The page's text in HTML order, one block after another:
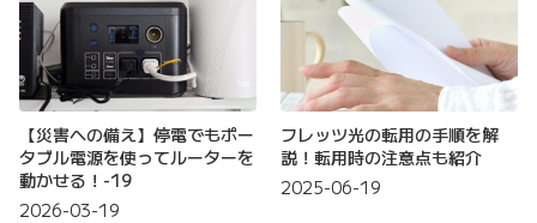
【災害への備え】停電でもポー
タブル電源を使ってルーターを
動かせる！-19
2026-03-19
フレッツ光の転用の手順を解
説！転用時の注意点も紹介
2025-06-19